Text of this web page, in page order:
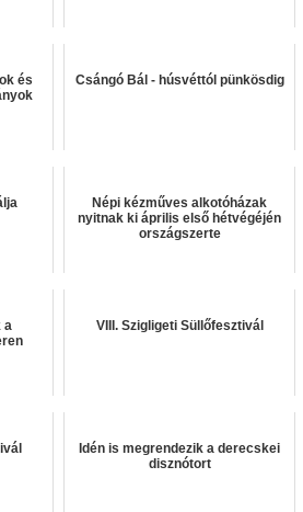
és
Csángó Bál - húsvéttól pünkösdig
Népi kézműves alkotóházak
nyitnak ki április első hétvégéjén
országszerte
a
VIII. Szigligeti Süllőfesztivál
Idén is megrendezik a derecskei
disznótort